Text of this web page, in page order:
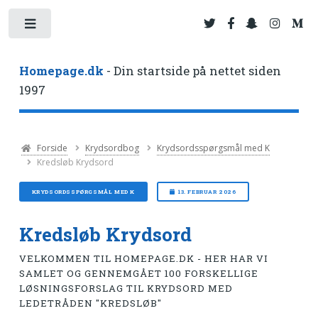
Homepage.dk - Din startside på nettet siden
1997
Forside Krydsordbog
Krydsordsspørgsmål med K
Kredsløb Krydsord
KRYDSORDSSPØRGSMÅL MED K 13. FEBRUAR 2026
Kredsløb Krydsord
VELKOMMEN TIL HOMEPAGE.DK - HER HAR VI
SAMLET OG GENNEMGÅET 100 FORSKELLIGE
LØSNINGSFORSLAG TIL KRYDSORD MED
LEDETRÅDEN "KREDSLØB"